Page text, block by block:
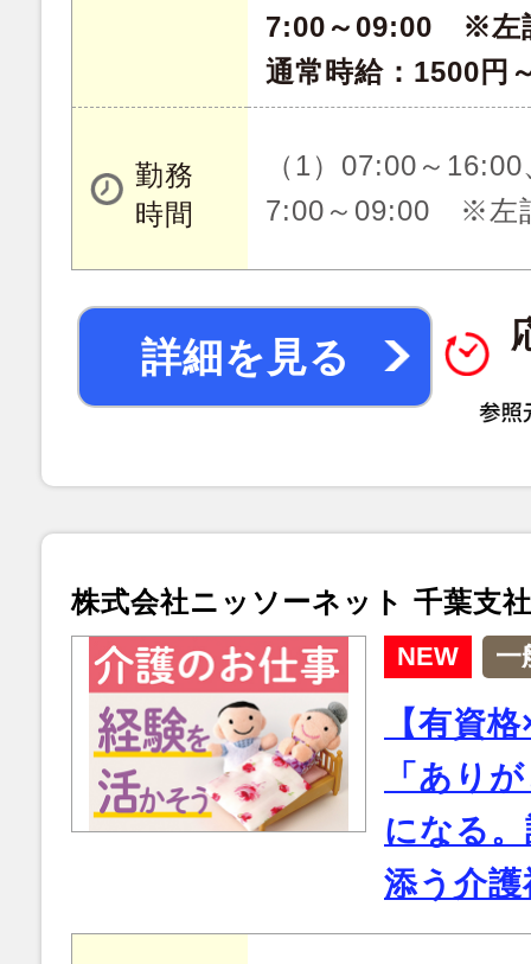
7:00～09:00 ※左
通常時給：1500円
勤務
時間
（1）07:00～
7:00～09:00 ※左
詳細を見る
株式会社ニッソーネット 千葉支社
NEW 一
【有資
「あり
になる
添う介護